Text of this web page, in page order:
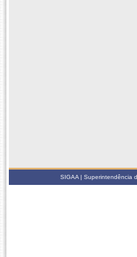
SIGAA | Superintendência